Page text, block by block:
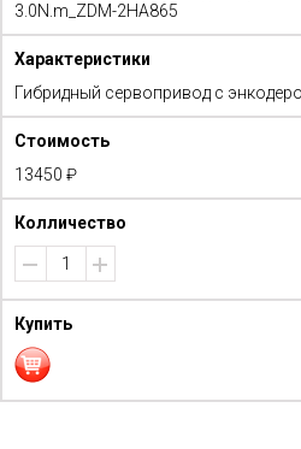
3.0N.m_ZDM-2HA865
Гибридный сервопривод с
13450 ₽